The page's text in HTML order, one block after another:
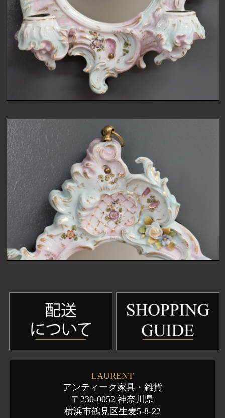
LAURENT
アンティーク家具・雑貨
〒230-0052 神奈川県
横浜市鶴見区生麦5-8-22